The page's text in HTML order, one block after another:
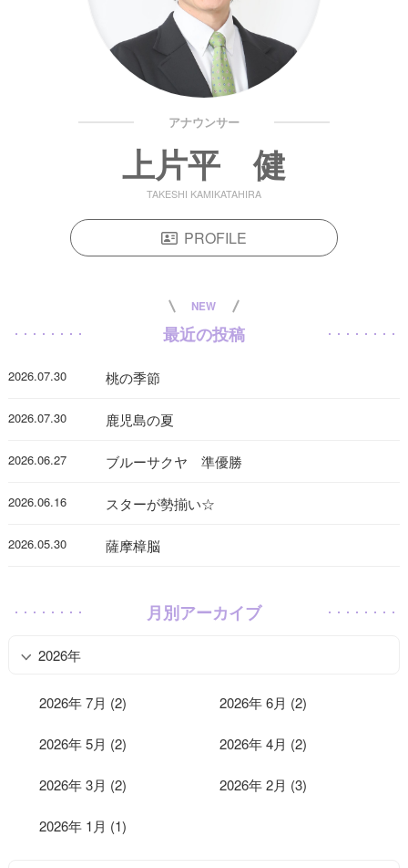
アナウンサー
上片平 健
TAKESHI KAMIKATAHIRA
PROFILE
NEW
最近の投稿
2026.07.30 桃の季節
2026.07.30 鹿児島の夏
2026.06.27 ブルーサクヤ 準優勝
2026.06.16 スターが勢揃い☆
2026.05.30 薩摩樟脳
月別アーカイブ
2026年
2026年 7月 (2) 2026年 6月 (2)
2026年 5月 (2) 2026年 4月 (2)
2026年 3月 (2) 2026年 2月 (3)
2026年 1月 (1)